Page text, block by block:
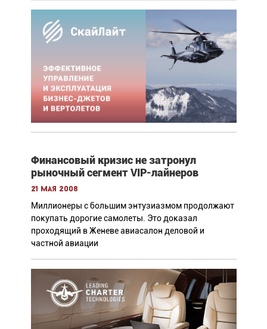
Финансовый кризис не затронул
рыночный сегмент VIP-лайнеров
21 мая 2008
Миллионеры с большим энтузиазмом продолжают
покупать дорогие самолеты. Это доказал
проходящий в Женеве авиасалон деловой и
частной авиации